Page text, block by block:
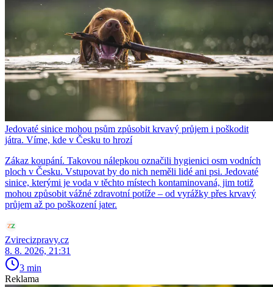
Jedovaté sinice mohou psům způsobit krvavý průjem i poškodit
játra. Víme, kde v Česku to hrozí
Zákaz koupání. Takovou nálepkou označili hygienici osm vodních
ploch v Česku. Vstupovat by do nich neměli lidé ani psi. Jedovaté
sinice, kterými je voda v těchto místech kontaminovaná, jim totiž
mohou způsobit vážné zdravotní potíže – od vyrážky přes krvavý
průjem až po poškození jater.
Zvirecizpravy.cz
8. 8. 2026, 21:31
3 min
Reklama